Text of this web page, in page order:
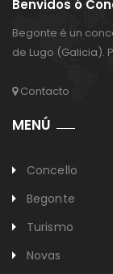
Benvidos ó
Begonte é un
de Lugo (Galicia).
Contacto
MENÚ
Concello
Begonte
Turismo
Novas